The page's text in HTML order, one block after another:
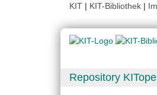
KIT | KIT-Bibliothek |
Repository